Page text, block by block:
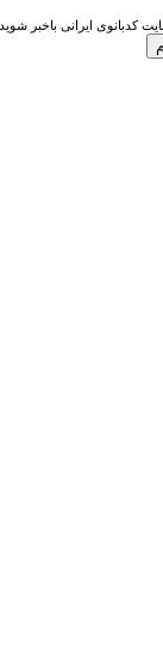
کدبانوی ایرانی باخبر شوید.